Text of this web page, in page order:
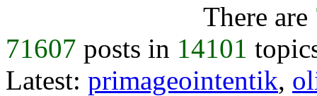
There are
71607 posts in 14101
Latest: primageointentik,